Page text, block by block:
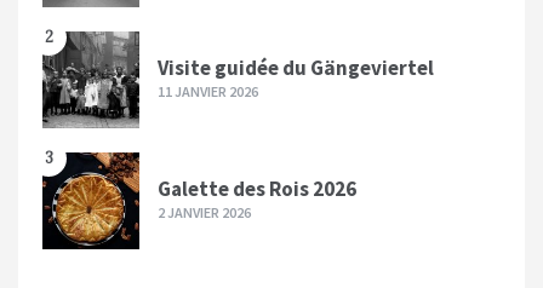
2
Visite guidée du Gängeviertel
11 JANVIER 2026
3
Galette des Rois 2026
2 JANVIER 2026